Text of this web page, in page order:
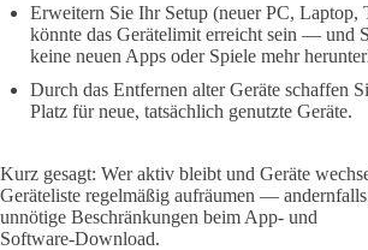
Erweitern Sie Ihr Setup (neuer PC,
könnte das Gerätelimit erreicht sein — und
keine neuen Apps oder Spiele mehr
Durch das Entfernen alter Geräte schaffen
Platz für neue, tatsächlich genutzte Geräte.
Kurz gesagt: Wer aktiv bleibt und Geräte
Geräteliste regelmäßig aufräumen —
unnötige Beschränkungen beim App‑ und
Software‑Download.